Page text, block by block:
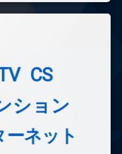
CS
ション
ーネット